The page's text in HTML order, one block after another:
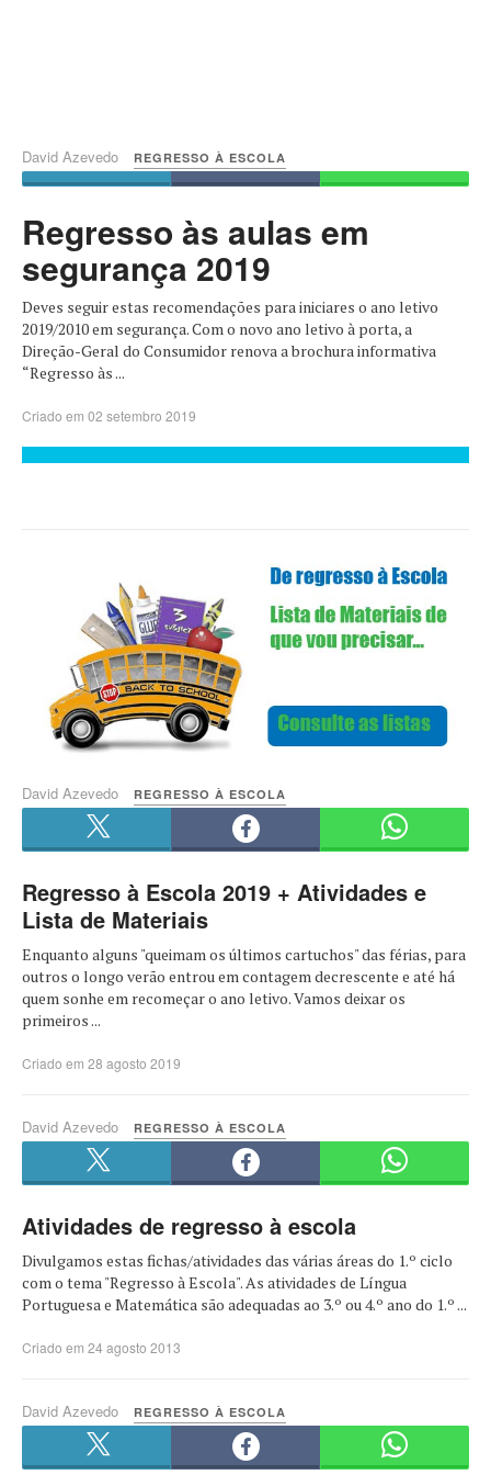
David Azevedo REGRESSO À ESCOLA
Regresso às aulas em
segurança 2019
Deves seguir estas recomendações para iniciares o ano letivo
2019/2010 em segurança. Com o novo ano letivo à porta, a
Direção-Geral do Consumidor renova a brochura informativa
“Regresso às ...
Criado em 02 setembro 2019
David Azevedo REGRESSO À ESCOLA
Regresso à Escola 2019 + Atividades e
Lista de Materiais
Enquanto alguns "queimam os últimos cartuchos" das férias, para
outros o longo verão entrou em contagem decrescente e até há
quem sonhe em recomeçar o ano letivo. Vamos deixar os
primeiros ...
Criado em 28 agosto 2019
David Azevedo REGRESSO À ESCOLA
Atividades de regresso à escola
Divulgamos estas fichas/atividades das várias áreas do 1.º ciclo
com o tema "Regresso à Escola". As atividades de Língua
Portuguesa e Matemática são adequadas ao 3.º ou 4.º ano do 1.º ...
Criado em 24 agosto 2013
David Azevedo REGRESSO À ESCOLA